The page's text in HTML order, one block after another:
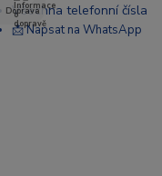
Doprava
Všechna telefonní čísla
📩 Napsat na WhatsApp